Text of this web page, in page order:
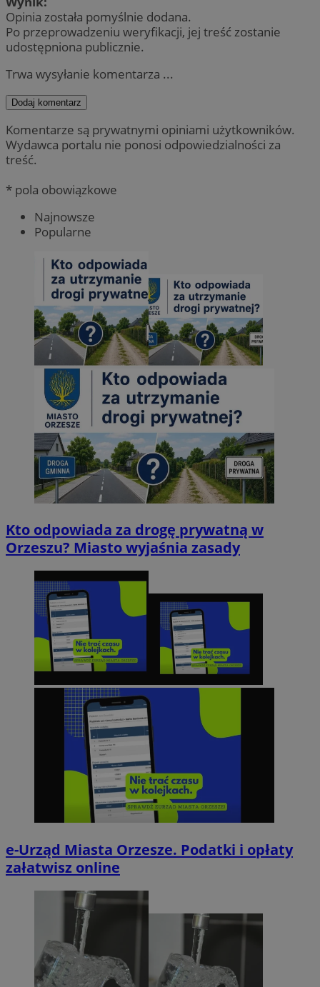
Opinia została pomyślnie dodana.
Po przeprowadzeniu weryfikacji, jej treść zostanie
udostępniona publicznie.
Trwa wysyłanie komentarza ...
Dodaj komentarz
Komentarze są prywatnymi opiniami użytkowników.
Wydawca portalu nie ponosi odpowiedzialności za
treść.
* pola obowiązkowe
Najnowsze
Popularne
Kto odpowiada za drogę prywatną w
Orzeszu? Miasto wyjaśnia zasady
e-Urząd Miasta Orzesze. Podatki i opłaty
załatwisz online